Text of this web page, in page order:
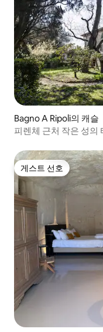
Bagno A Ripoli의 캐슬
피렌체 근처 작은 성의
게스트 선호
게스트 선호